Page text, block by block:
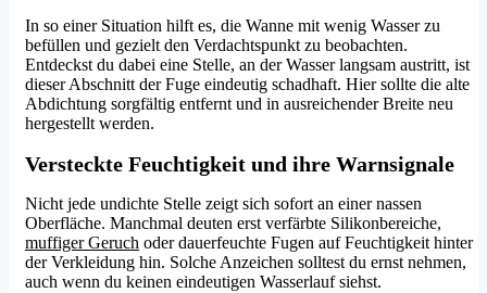
In so einer Situation hilft es, die Wanne mit wenig Wasser zu
befüllen und gezielt den Verdachtspunkt zu beobachten.
Entdeckst du dabei eine Stelle, an der Wasser langsam austritt, ist
dieser Abschnitt der Fuge eindeutig schadhaft. Hier sollte die alte
Abdichtung sorgfältig entfernt und in ausreichender Breite neu
hergestellt werden.
Versteckte Feuchtigkeit und ihre Warnsignale
Nicht jede undichte Stelle zeigt sich sofort an einer nassen
Oberfläche. Manchmal deuten erst verfärbte Silikonbereiche,
muffiger Geruch oder dauerfeuchte Fugen auf Feuchtigkeit hinter
der Verkleidung hin. Solche Anzeichen solltest du ernst nehmen,
auch wenn du keinen eindeutigen Wasserlauf siehst.